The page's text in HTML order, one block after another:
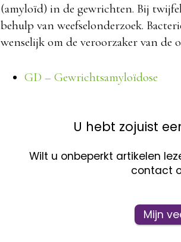
(amyloïd) in de gewrichten. Bij
behulp van weefselonderzoek.
wenselijk om de veroorzaker van de
GD – Gewrichtsamyloïdose
U hebt zojuist
Wilt u onbeperkt artikelen
contact
Mijn